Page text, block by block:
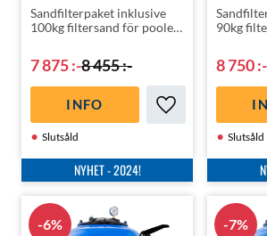
Sandfilterpaket inklusive
100kg filtersand för pooler
Spanien av högsta kvalité |
3-års garanti!
7 875:-8 455:-
NYHET - 2024!
Lägg till i
Slutsåld
INFO
90kg
Spanien
3-års
8 750:-
Slutsåld
6% 7%